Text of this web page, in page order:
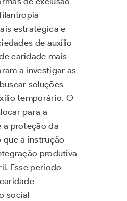
estratégica e
de auxílio
caridade mais
a investigar as
soluções
temporário. O
para a
a proteção da
que a instrução
produtiva
Esse período
social